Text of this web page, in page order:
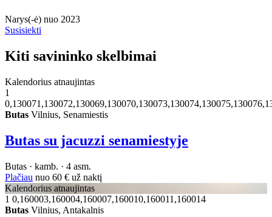
Narys(-ė) nuo 2023
Susisiekti
Kiti savininko skelbimai
Kalendorius atnaujintas
1
Butas Vilnius, Senamiestis
Butas su jacuzzi senamiestyje
Butas · kamb. · 4 asm.
Plačiau nuo 60 € už naktį
Kalendorius atnaujintas
1 0,160003,160004,160007,160010,160011,160014
Butas Vilnius, Antakalnis